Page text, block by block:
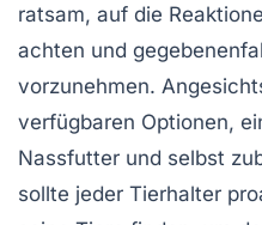
ratsam, auf die
achten und
vorzunehmen.
verfügbaren Optionen,
Nassfutter und selbst
sollte jeder Tierhalter